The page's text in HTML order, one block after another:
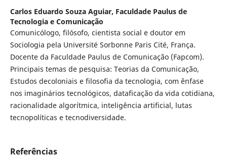
Carlos Eduardo Souza Aguiar, Faculdade Paulus de
Tecnologia e Comunicação
Comunicólogo, filósofo, cientista social e doutor em
Sociologia pela Université Sorbonne Paris Cité, França.
Docente da Faculdade Paulus de Comunicação (Fapcom).
Principais temas de pesquisa: Teorias da Comunicação,
Estudos decoloniais e filosofia da tecnologia, com ênfase
nos imaginários tecnológicos, dataficação da vida cotidiana,
racionalidade algorítmica, inteligência artificial, lutas
tecnopolíticas e tecnodiversidade.
Referências